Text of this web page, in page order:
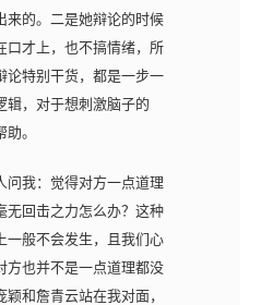
来的。二是她辩论的时候
口才上，也不搞情绪，所
论特别干货，都是一步一
辑，对于想刺激脑子的
。
问我：觉得对方一点道理
无回击之力怎么办？这种
一般不会发生，且我们心
方也并不是一点道理都没
颖和詹青云站在我对面，